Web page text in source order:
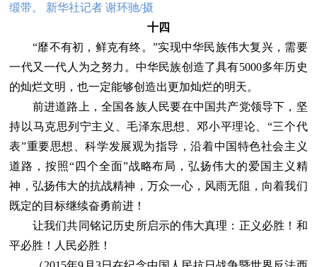
缎带。 新华社记者 谢环驰/摄
十四
“靡不有初，鲜克有终。”实现中华民族伟大复兴，需要
一代又一代人为之努力。中华民族创造了具有5000多年历史
的灿烂文明，也一定能够创造出更加灿烂的明天。
前进道路上，全国各族人民要在中国共产党领导下，坚
持以马克思列宁主义、毛泽东思想、邓小平理论、“三个代
表”重要思想、科学发展观为指导，沿着中国特色社会主义
道路，按照“四个全面”战略布局，弘扬伟大的爱国主义精
神，弘扬伟大的抗战精神，万众一心，风雨无阻，向着我们
既定的目标继续奋勇前进！
让我们共同铭记历史所启示的伟大真理：正义必胜！和
平必胜！人民必胜！